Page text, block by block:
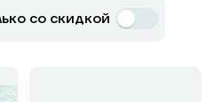
со скидкой